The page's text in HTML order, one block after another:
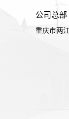
公司总部
重庆市两